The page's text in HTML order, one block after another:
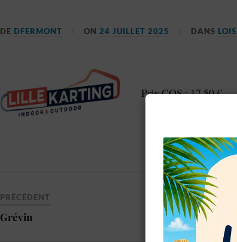
DE DFERMONT ON 24 JUILLET 2025 DANS
Prix COS : 17.50 €
PRÉCÉDENT
Grévin